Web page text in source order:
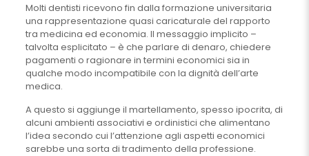
Molti dentisti ricevono fin dalla formazione universitaria
una rappresentazione quasi caricaturale del rapporto
tra medicina ed economia. Il messaggio implicito –
talvolta esplicitato – è che parlare di denaro, chiedere
pagamenti o ragionare in termini economici sia in
qualche modo incompatibile con la dignità dell’arte
medica.
A questo si aggiunge il martellamento, spesso ipocrita, di
alcuni ambienti associativi e ordinistici che alimentano
l’idea secondo cui l’attenzione agli aspetti economici
sarebbe una sorta di tradimento della professione.